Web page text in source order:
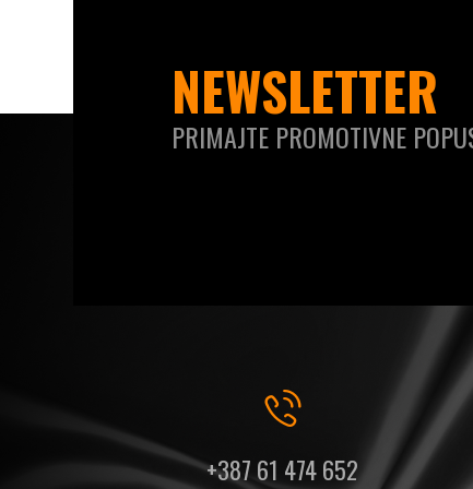
NEWSLETTER
PRIMAJTE PROMOTIVNE
+387 61 474 652